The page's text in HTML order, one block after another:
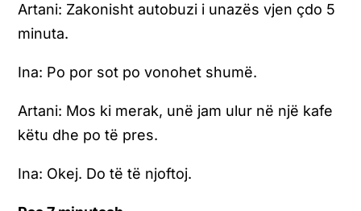
Artani: Zakonisht autobuzi i unazës vjen çdo 5
minuta.
Ina: Po por sot po vonohet shumë.
Artani: Mos ki merak, unë jam ulur në një kafe
këtu dhe po të pres.
Ina: Okej. Do të të njoftoj.